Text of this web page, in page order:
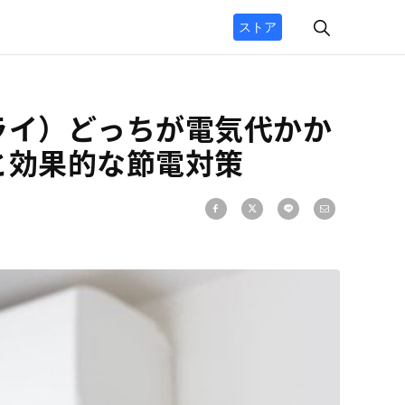
ストア
）どっちが電気代かか
果的な節電対策